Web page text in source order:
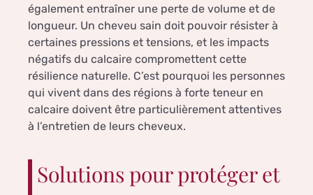
également entraîner une perte de volume et de
longueur. Un cheveu sain doit pouvoir résister à
certaines pressions et tensions, et les impacts
négatifs du calcaire compromettent cette
résilience naturelle. C’est pourquoi les personnes
qui vivent dans des régions à forte teneur en
calcaire doivent être particulièrement attentives
à l’entretien de leurs cheveux.
Solutions pour protéger et